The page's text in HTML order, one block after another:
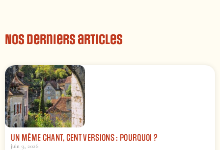
Nos derniers articles
UN MÊME CHANT, CENT VERSIONS : POURQUOI ?
juin 9, 2026